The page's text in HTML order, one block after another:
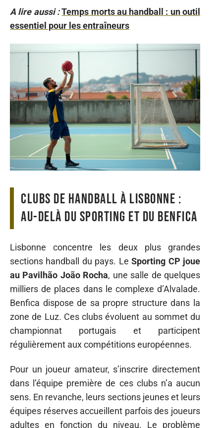
A lire aussi : Temps morts au handball : un outil
essentiel pour les entraîneurs
Clubs de handball à Lisbonne :
au-delà du Sporting et du Benfica
Lisbonne concentre les deux plus grandes
sections handball du pays. LeSporting CP joue
au Pavilhão João Rocha, une salle de quelques
milliers de places dans le complexe d’Alvalade.
Benfica dispose de sa propre structure dans la
zone de Luz. Ces clubs évoluent au sommet du
championnat portugais et participent
régulièrement aux compétitions européennes.
Pour un joueur amateur, s’inscrire directement
dans l’équipe première de ces clubs n’a aucun
sens. En revanche, leurs sections jeunes et leurs
équipes réserves accueillent parfois des joueurs
adultes en fonction du niveau. Le problème